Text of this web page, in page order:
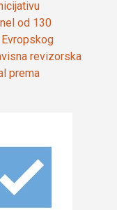
od 130
revizorska
prema